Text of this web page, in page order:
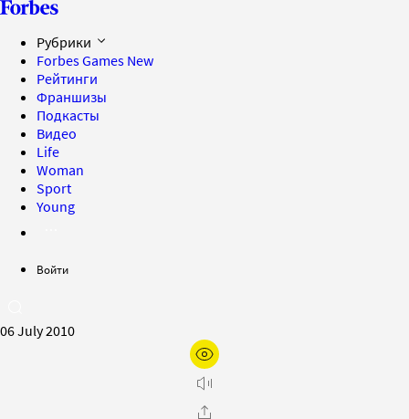
Рубрики
Forbes Games New
Рейтинги
Франшизы
Подкасты
Видео
Life
Woman
Sport
Young
Войти
06 July 2010